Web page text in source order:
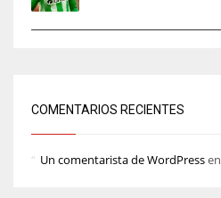
COMENTARIOS RECIENTES
Un comentarista de WordPressen